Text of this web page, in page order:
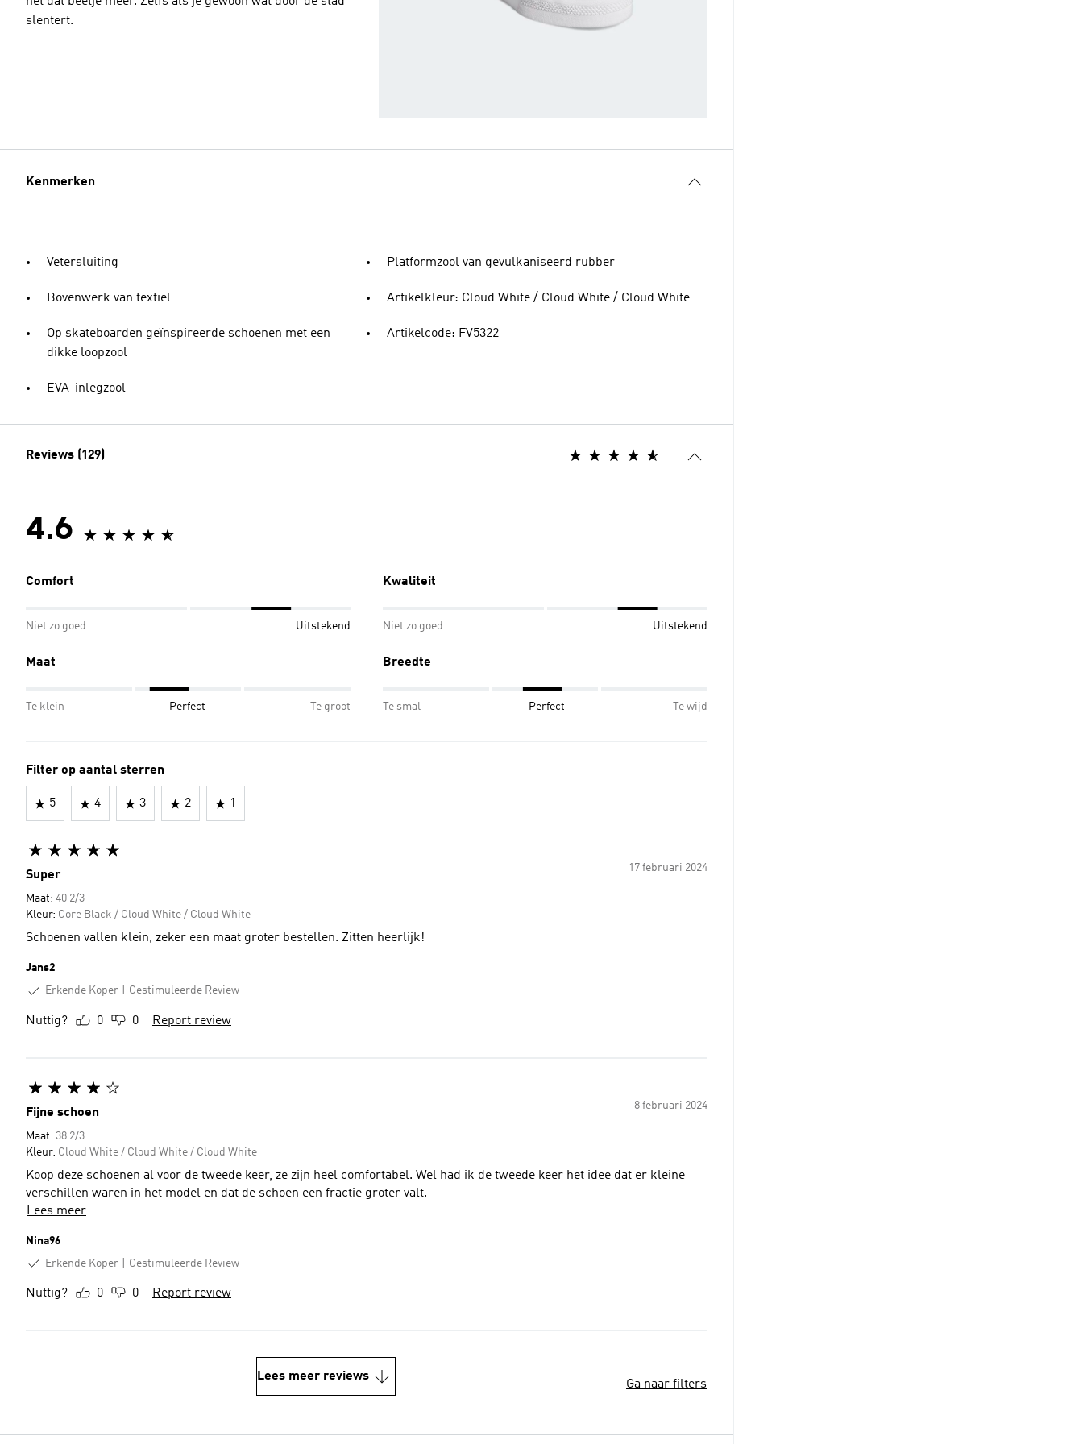
slentert.
Kenmerken
Vetersluiting
Bovenwerk van textiel
Op skateboarden geïnspireerde schoenen met een
dikke loopzool
EVA-inlegzool
Platformzool van gevulkaniseerd rubber
Artikelkleur: Cloud White / Cloud White / Cloud White
Artikelcode: FV5322
Reviews (129)
4.6
Comfort
Niet zo goed Uitstekend
Kwaliteit
Niet zo goed Uitstekend
Maat
Te klein Perfect Te groot
Breedte
Te smal Perfect Te wijd
Filter op aantal sterren
5 4 3 2 1
17 februari 2024
Super
Maat: 40 2/3
Kleur: Core Black / Cloud White / Cloud White
Schoenen vallen klein, zeker een maat groter bestellen. Zitten heerlijk!
Jans2
Erkende Koper
Gestimuleerde Review
Nuttig? 0 0 Report review
8 februari 2024
Fijne schoen
Maat: 38 2/3
Kleur: Cloud White / Cloud White / Cloud White
Koop deze schoenen al voor de tweede keer, ze zijn heel comfortabel. Wel had ik de tweede keer het idee dat er kleine
verschillen waren in het model en dat de schoen een fractie groter valt.
Lees meer
Nina96
Erkende Koper
Gestimuleerde Review
Nuttig? 0 0 Report review
Lees meer reviews
Ga naar filters